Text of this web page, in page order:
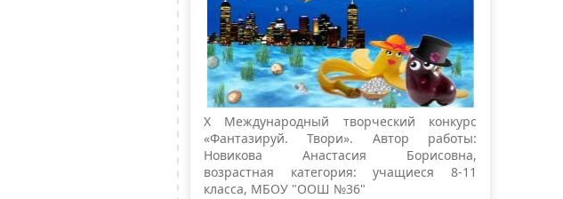
X Международный творческий конкурс
«Фантазируй. Твори». Автор работы:
Новикова Анастасия Борисовна,
возрастная категория: учащиеся 8-11
класса, МБОУ "ООШ №36"